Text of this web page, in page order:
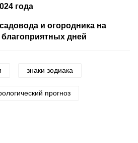
года
и огородника на
благоприятных дней
знаки зодиака
прогноз